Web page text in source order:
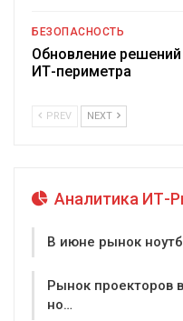
БЕЗОПАСНОСТЬ
Обновление решений
ИТ-периметра
PREV NEXT
Аналитика ИТ-
В июне рынок
Рынок проекторов
но…